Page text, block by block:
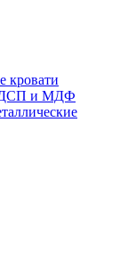
кровати
и МДФ